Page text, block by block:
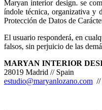
Maryan interior design. se
índole técnica, organizativa y
Protección de Datos de
El usuario responderá, en
falsos, sin perjuicio de las
MARYAN INTERIOR
28019 Madrid // Spain
estudio@maryanlozano.com //